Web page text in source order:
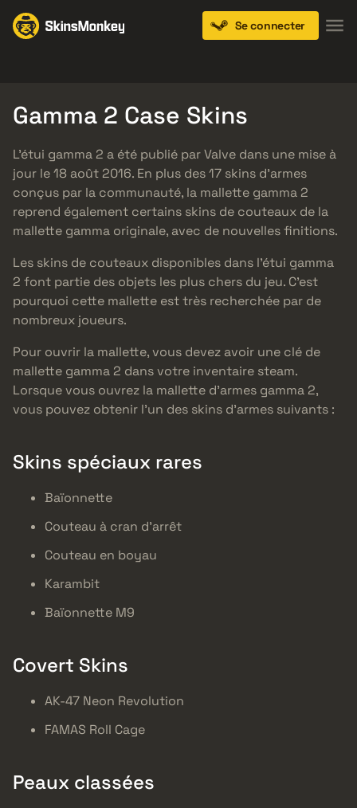
Se connecter
Gamma 2 Case Skins
L’étui gamma 2 a été publié par Valve dans une mise à
jour le 18 août 2016. En plus des 17 skins d’armes
conçus par la communauté, la mallette gamma 2
reprend également certains skins de couteaux de la
mallette gamma originale, avec de nouvelles finitions.
Les skins de couteaux disponibles dans l’étui gamma
2 font partie des objets les plus chers du jeu. C’est
pourquoi cette mallette est très recherchée par de
nombreux joueurs.
Pour ouvrir la mallette, vous devez avoir une clé de
mallette gamma 2 dans votre inventaire steam.
Lorsque vous ouvrez la mallette d’armes gamma 2,
vous pouvez obtenir l’un des skins d’armes suivants :
Skins spéciaux rares
Baïonnette
Couteau à cran d’arrêt
Couteau en boyau
Karambit
Baïonnette M9
Covert Skins
AK-47 Neon Revolution
FAMAS Roll Cage
Peaux classées